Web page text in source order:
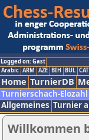
Logged on: Gast
Arabic ARM AZE BIH BUL CAT
Home TurnierDB
Turnierschach-Elozahl
Allgemeines Turnier
Willkommen